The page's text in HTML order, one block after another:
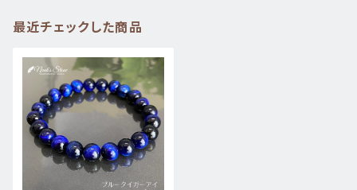
最近チェックした商品